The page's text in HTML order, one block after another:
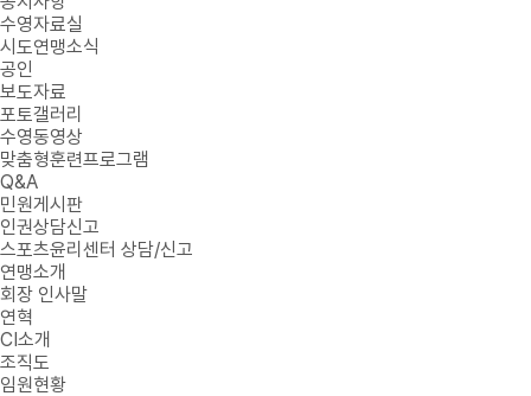
수영자료실
시도연맹소식
공인
보도자료
포토갤러리
수영동영상
맞춤형훈련프로그램
Q&A
민원게시판
인권상담신고
스포츠윤리센터 상담/신고
연맹소개
회장 인사말
연혁
CI소개
조직도
임원현황